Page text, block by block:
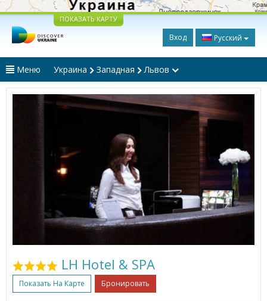
ПОКАЗАТЬ КАРТУ
Вход Русский
Меню Украина Западная Львов
LH Hotel & SPA
Показать На Карте Бронировать